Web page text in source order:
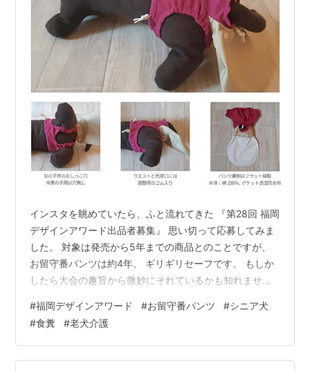
インスタを眺めていたら、ふと流れてきた 『第28回 福岡
デザインアワード出品者募集』 思い切って応募してみま
した。 対象は発売から5年までの商品とのことですが、
お留守番パンツは約4年。 ギリギリセーフです。 もしか
したら大会の趣旨から微妙にそれているかも知れません
ただけるチャンスです。 お留守番パンツは、商品力には
自信があります。 お客様から届く、たくさんのお礼や応
援のお声も、いつも力になっております。 どんな結果に
なろうとも、 このような催しに参加できることが楽しみ
#福岡デザインアワード #お留守番パンツ #シニア犬
#食糞 #老犬介護